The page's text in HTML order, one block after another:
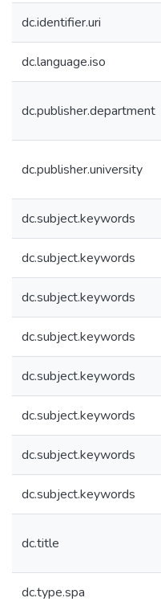
dc.identifier.uri
dc.language.iso
dc.publisher.department
dc.publisher.university
dc.subject.keywords
dc.subject.keywords
dc.subject.keywords
dc.subject.keywords
dc.subject.keywords
dc.subject.keywords
dc.subject.keywords
dc.subject.keywords
dc.title
dc.type.spa